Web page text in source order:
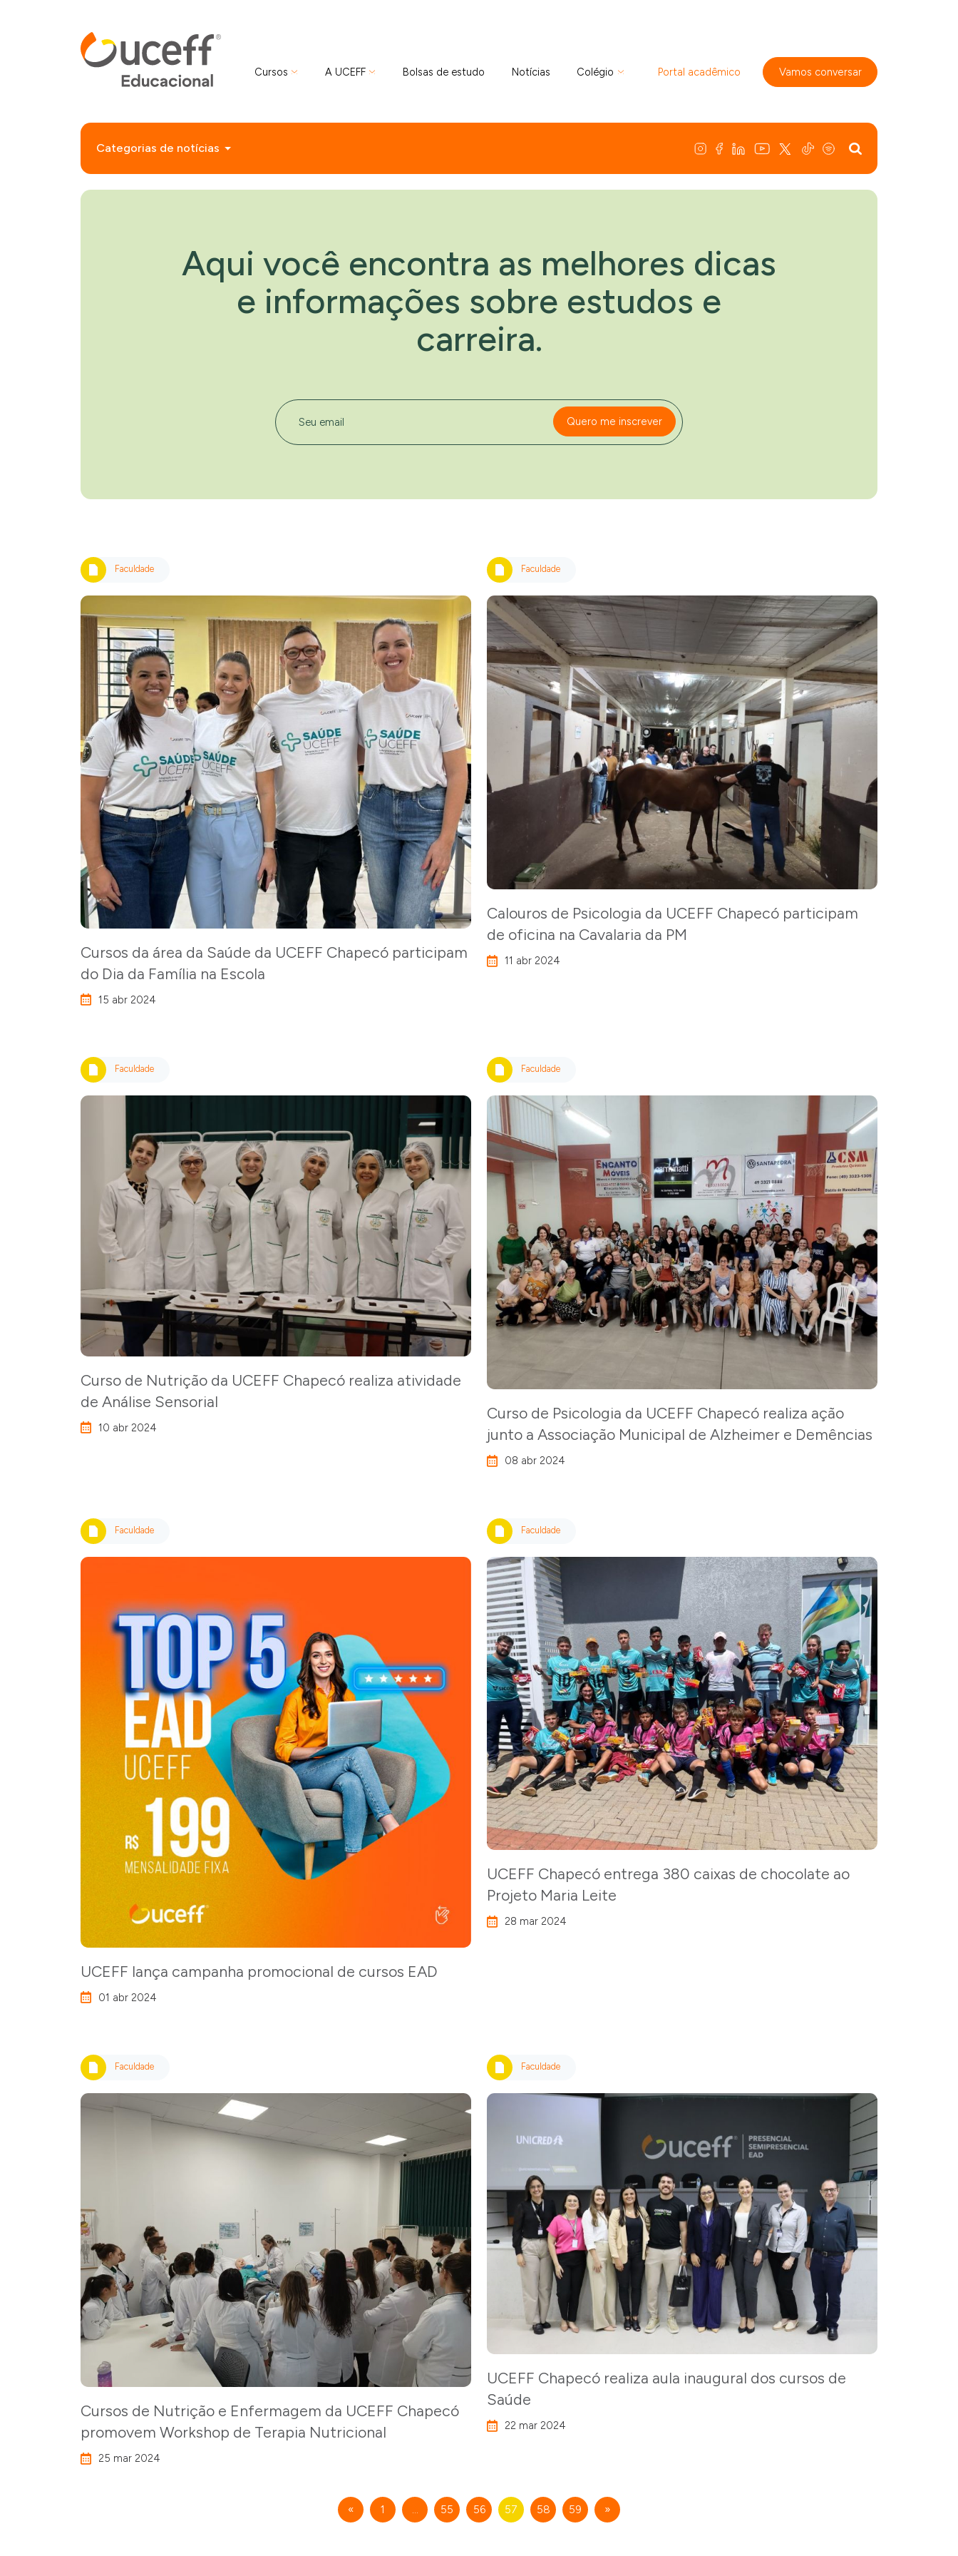
Cursos A UCEFF Bolsas de estudo Notícias Colégio Portal acadêmico Vamos conversar
Categorias de notícias
Aqui você encontra as melhores dicas
e informações sobre estudos e
carreira.
Quero me inscrever
Faculdade
Cursos da área da Saúde da UCEFF Chapecó participam
do Dia da Família na Escola
15 abr 2024
Faculdade
Calouros de Psicologia da UCEFF Chapecó participam
de oficina na Cavalaria da PM
11 abr 2024
Faculdade
Curso de Nutrição da UCEFF Chapecó realiza atividade
de Análise Sensorial
10 abr 2024
Faculdade
Curso de Psicologia da UCEFF Chapecó realiza ação
junto a Associação Municipal de Alzheimer e Demências
08 abr 2024
Faculdade
UCEFF lança campanha promocional de cursos EAD
01 abr 2024
Faculdade
UCEFF Chapecó entrega 380 caixas de chocolate ao
Projeto Maria Leite
28 mar 2024
Faculdade
Cursos de Nutrição e Enfermagem da UCEFF Chapecó
promovem Workshop de Terapia Nutricional
25 mar 2024
Faculdade
UCEFF Chapecó realiza aula inaugural dos cursos de
Saúde
22 mar 2024
« 1 … 55 56 57 58 59 »